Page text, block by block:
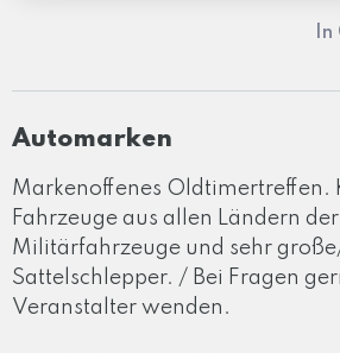
In
Automarken
Markenoffenes Oldtimertreffen.
Fahrzeuge aus allen Ländern
Militärfahrzeuge und sehr
Sattelschlepper. / Bei Fragen
Veranstalter wenden.